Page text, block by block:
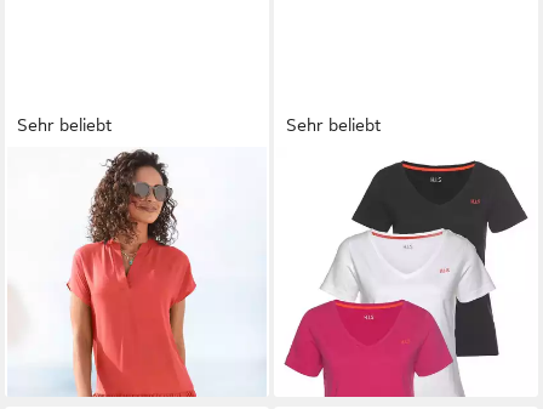
Sehr beliebt
Blusenkleid mit
Volant am Rock luftiges
Tunikakleid,
Sommerkleid,leichtes
Strandkleid,Cover-up, Basic
59,99 €
Sehr beliebt
T-Shirt Essential-Basics
vielseitig kombinierbar (3er-
Pack zum Vorteilspreis)
lockerer Schnitt, 100%
Baumwolle, vielen Farben &
großen Größen
ab 21,99 € UVP29,99 €
(7,33 €/ 1 Stk)
-27%
+1